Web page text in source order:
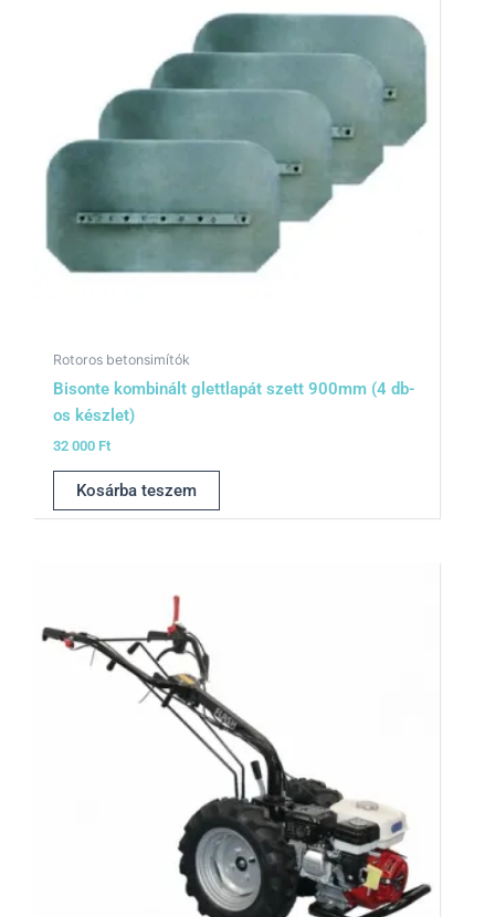
Rotoros betonsimítók
Bisonte kombinált glettlapát szett 900mm (4 db-
os készlet)
32 000 Ft
Kosárba teszem